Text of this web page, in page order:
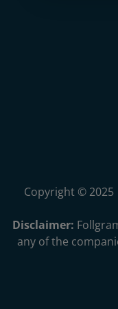
Copyright © 2025
Disclaimer:
any of the